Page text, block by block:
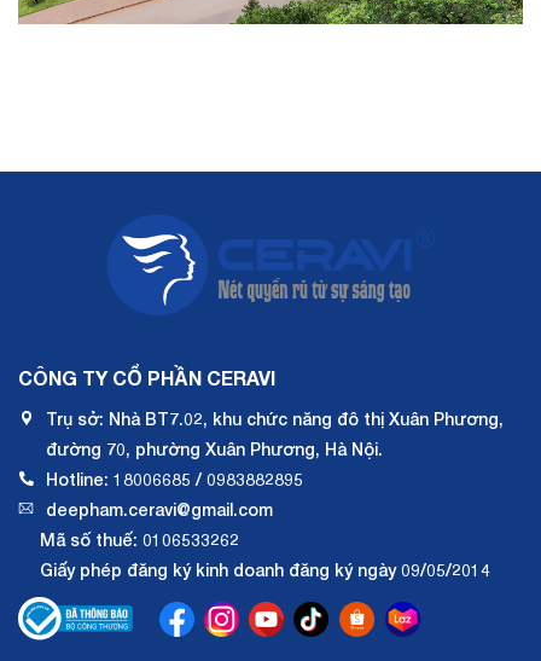
CÔNG TY CỔ PHẦN CERAVI
Trụ sở: Nhà BT7.02, khu chức năng đô thị Xuân Phương,
đường 70, phường Xuân Phương, Hà Nội.
Hotline: 18006685 / 0983882895
deepham.ceravi@gmail.com
Mã số thuế: 0106533262
Giấy phép đăng ký kinh doanh đăng ký ngày 09/05/2014